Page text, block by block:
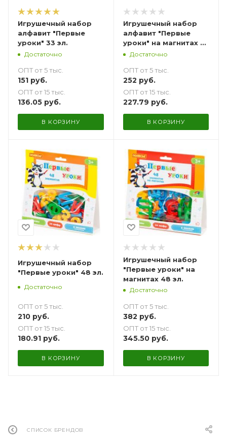
Игрушечный набор
алфавит "Первые
уроки" 33 эл.
Достаточно
ОПТ от 5 тыс.
151 руб.
ОПТ от 15 тыс.
136.05 руб.
В КОРЗИНУ
Игрушечный набор
алфавит "Первые
уроки" на магнитах 33
эл.Достаточно
ОПТ от 5 тыс.
252 руб.
ОПТ от 15 тыс.
227.79 руб.
В КОРЗИНУ
Игрушечный набор
"Первые уроки" 48 эл.
Достаточно
ОПТ от 5 тыс.
210 руб.
ОПТ от 15 тыс.
180.91 руб.
В КОРЗИНУ
Игрушечный набор
"Первые уроки" на
магнитах 48 эл.
Достаточно
ОПТ от 5 тыс.
382 руб.
ОПТ от 15 тыс.
345.50руб.
В КОРЗИНУ
СПИСОК БРЕНДОВ